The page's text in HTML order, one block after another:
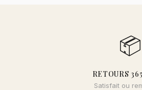
📦
RETOURS
Satisfait ou